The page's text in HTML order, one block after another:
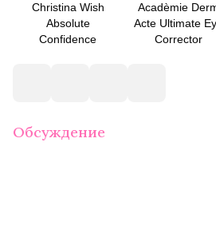
Christina Wish
Absolute
Confidence
Acadèmie
Acte Ultimate
Corrector
Обсуждение